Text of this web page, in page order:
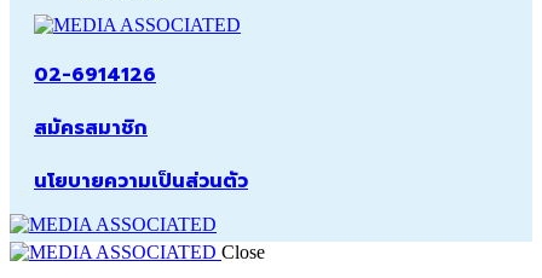
02-6914126
สมัครสมาชิก
นโยบายความเป็นส่วนตัว
Close